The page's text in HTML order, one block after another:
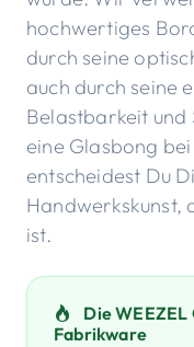
hochwertiges
durch seine
auch durch seine
Belastbarkeit und
eine Glasbong
entscheidest Du
Handwerkskunst,
ist.
Die
Fabrikware